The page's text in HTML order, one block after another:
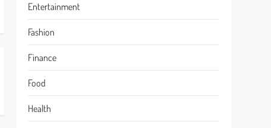
Entertainment
Fashion
Finance
Food
Health